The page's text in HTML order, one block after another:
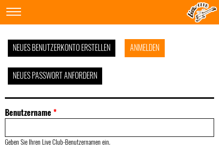
NEUES BENUTZERKONTO ERSTELLEN ANMELDEN
NEUES PASSWORT ANFORDERN
Benutzername *
Geben Sie Ihren Live Club-Benutzernamen ein.